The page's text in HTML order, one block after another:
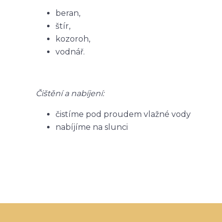
beran,
štír,
kozoroh,
vodnář.
Čištění a nabíjení:
čistíme pod proudem vlažné vody
nabíjíme na slunci